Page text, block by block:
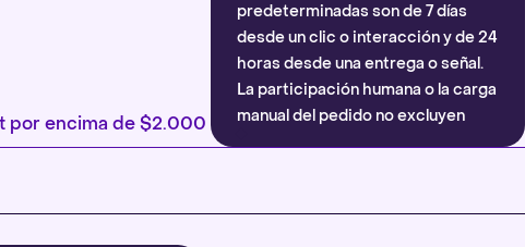
por encima de $2.000
predeterminadas son de 7 días
desde un clic o interacción y de 24
horas desde una entrega o señal.
La participación humana o la carga
manual del pedido no excluyen
automáticamente la atribución.